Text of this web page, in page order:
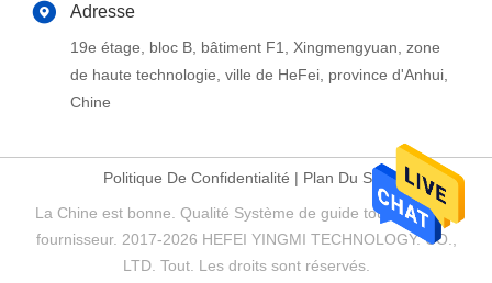
Adresse
19e étage, bloc B, bâtiment F1, Xingmengyuan, zone
de haute technologie, ville de HeFei, province d'Anhui,
Chine
Politique De Confidentialité | Plan Du Site
La Chine est bonne. Qualité Système de guide touristique Le
fournisseur. 2017-2026 HEFEI YINGMI TECHNOLOGY. CO.,
LTD. Tout. Les droits sont réservés.